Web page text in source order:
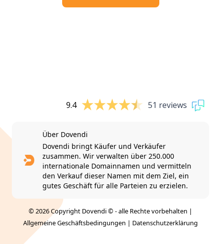
9.4 51 reviews
Über Dovendi
Dovendi bringt Käufer und Verkäufer
zusammen. Wir verwalten über 250.000
internationale Domainnamen und vermitteln
den Verkauf dieser Namen mit dem Ziel, ein
gutes Geschäft für alle Parteien zu erzielen.
© 2026 Copyright Dovendi © - alle Rechte vorbehalten |
Allgemeine Geschäftsbedingungen | Datenschutzerklärung